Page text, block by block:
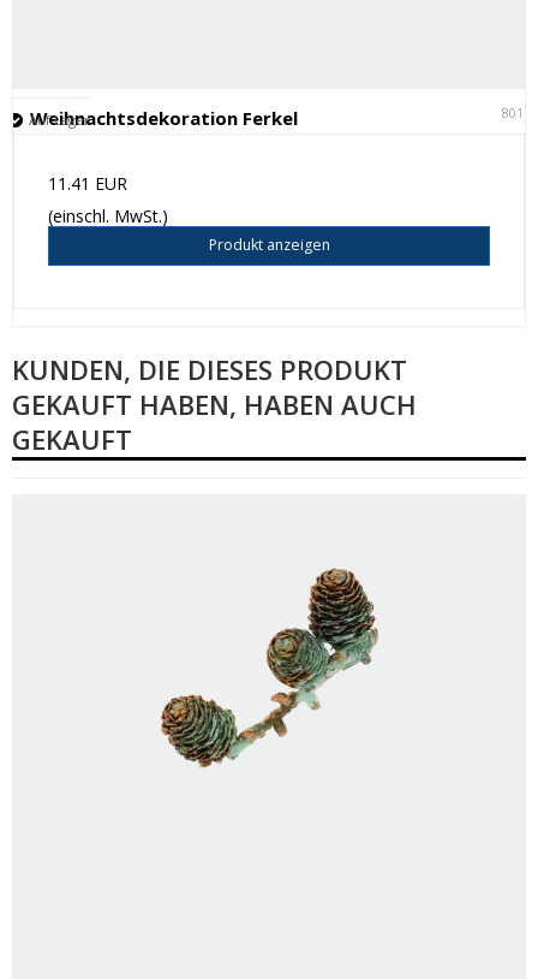
Weihnachtsdekoration Ferkel 8011
Auf Lager
11.41 EUR
(einschl. MwSt.)
Produkt anzeigen
KUNDEN, DIE DIESES PRODUKT
GEKAUFT HABEN, HABEN AUCH
GEKAUFT